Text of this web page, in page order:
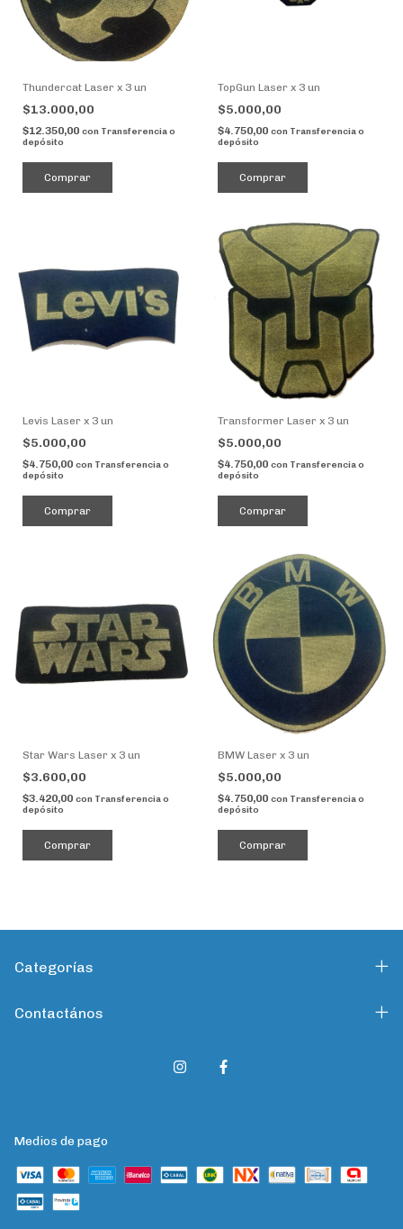
Thundercat Laser x 3 un
$13.000,00
$12.350,00 con Transferencia o
depósito
Comprar
TopGun Laser x 3 un
$5.000,00
$4.750,00 con Transferencia o
depósito
Levis Laser x 3 un
$5.000,00
$4.750,00 con Transferencia o
depósito
Transformer Laser x 3 un
$5.000,00
$4.750,00 con Transferencia o
depósito
Star Wars Laser x 3 un
$3.600,00
$3.420,00 con Transferencia o
depósito
BMW Laser x 3 un
$5.000,00
$4.750,00 con Transferencia o
depósito
Categorías
Contactános
Medios de pago